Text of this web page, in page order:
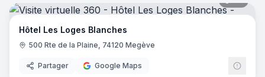
Hôtel Les Loges Blanches
500 Rte de la Plaine, 74120 Megève
Partager Google Maps
17